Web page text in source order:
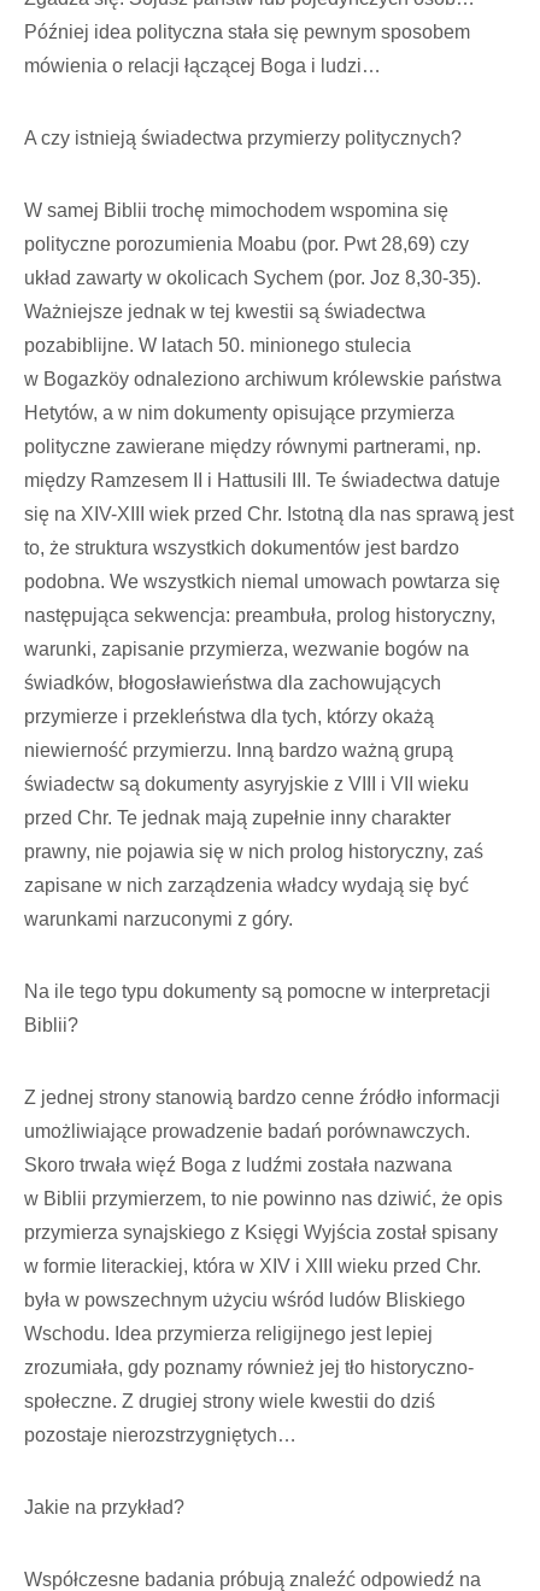
Później idea polityczna stała się pewnym sposobem
mówienia o relacji łączącej Boga i ludzi…
A czy istnieją świadectwa przymierzy politycznych?
W samej Biblii trochę mimochodem wspomina się
polityczne porozumienia Moabu (por. Pwt 28,69) czy
układ zawarty w okolicach Sychem (por. Joz 8,30-35).
Ważniejsze jednak w tej kwestii są świadectwa
pozabiblijne. W latach 50. minionego stulecia
w Bogazköy odnaleziono archiwum królewskie państwa
Hetytów, a w nim dokumenty opisujące przymierza
polityczne zawierane między równymi partnerami, np.
między Ramzesem II i Hattusili III. Te świadectwa datuje
się na XIV-XIII wiek przed Chr. Istotną dla nas sprawą jest
to, że struktura wszystkich dokumentów jest bardzo
podobna. We wszystkich niemal umowach powtarza się
następująca sekwencja: preambuła, prolog historyczny,
warunki, zapisanie przymierza, wezwanie bogów na
świadków, błogosławieństwa dla zachowujących
przymierze i przekleństwa dla tych, którzy okażą
niewierność przymierzu. Inną bardzo ważną grupą
świadectw są dokumenty asyryjskie z VIII i VII wieku
przed Chr. Te jednak mają zupełnie inny charakter
prawny, nie pojawia się w nich prolog historyczny, zaś
zapisane w nich zarządzenia władcy wydają się być
warunkami narzuconymi z góry.
Na ile tego typu dokumenty są pomocne w interpretacji
Biblii?
Z jednej strony stanowią bardzo cenne źródło informacji
umożliwiające prowadzenie badań porównawczych.
Skoro trwała więź Boga z ludźmi została nazwana
w Biblii przymierzem, to nie powinno nas dziwić, że opis
przymierza synajskiego z Księgi Wyjścia został spisany
w formie literackiej, która w XIV i XIII wieku przed Chr.
była w powszechnym użyciu wśród ludów Bliskiego
Wschodu. Idea przymierza religijnego jest lepiej
zrozumiała, gdy poznamy również jej tło historyczno-
społeczne. Z drugiej strony wiele kwestii do dziś
pozostaje nierozstrzygniętych…
Jakie na przykład?
Współczesne badania próbują znaleźć odpowiedź na